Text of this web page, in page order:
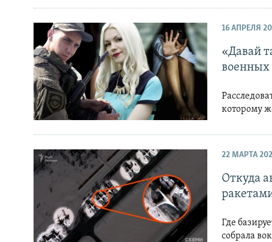
16 АПРЕЛЯ
«Давай
военных
которому
22 МАРТА
Откуда
Где
собрала